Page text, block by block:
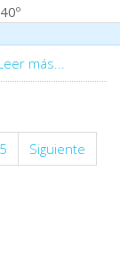
más...
5
Siguiente